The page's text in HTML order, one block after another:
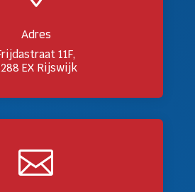
Adres
11F,
EX Rijswijk
